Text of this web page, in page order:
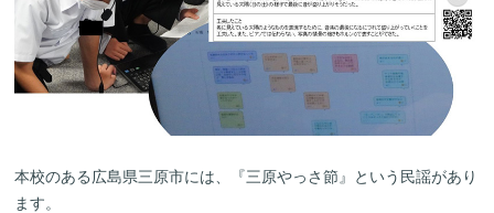
本校のある広島県三原市には、『三原やっさ節』という民謡があり
ます。